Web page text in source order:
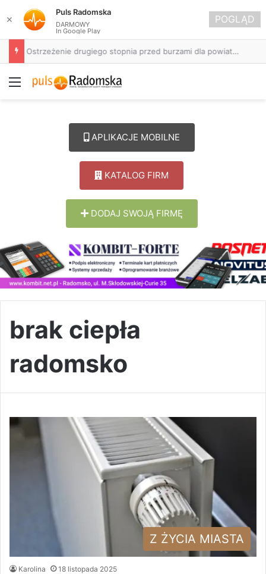
Około 90 tys. zł na szkolenia pracowników. PUP w Radomsku ogłasza nabór wniosków
Menu
APLIKACJE MOBILNE
KATALOG FIRM
DODAJ SWOJĄ FIRMĘ
brak ciepła
radomsko
Z ŻYCIA MIASTA
Karolina 18 listopada 2025
✕
Puls Radomska
DARMOWY
In Google Play
POGLĄD